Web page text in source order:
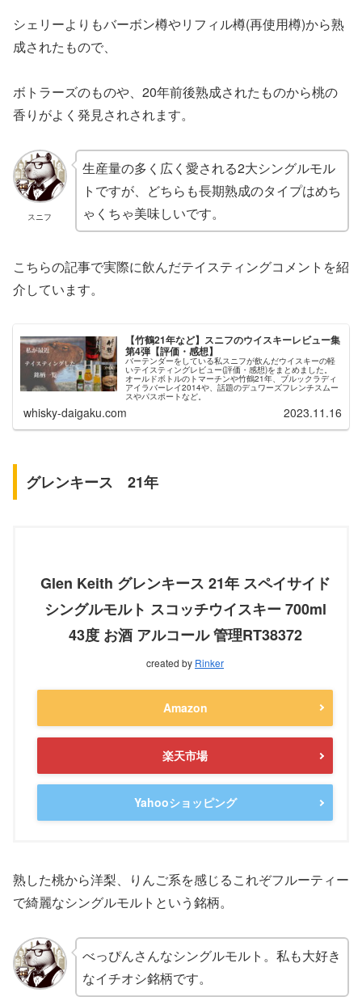
シェリーよりもバーボン樽やリフィル樽(再使用樽)から熟
成されたもので、
ボトラーズのものや、20年前後熟成されたものから桃の
香りがよく発見されされます。
スニフ
生産量の多く広く愛される2大シングルモル
トですが、どちらも長期熟成のタイプはめち
ゃくちゃ美味しいです。
こちらの記事で実際に飲んだテイスティングコメントを紹
介しています。
【竹鶴21年など】スニフのウイスキーレビュー集
第4弾【評価・感想】
バーテンダーをしている私スニフが飲んだウイスキーの軽
いテイスティングレビュー(評価・感想)をまとめました。
オールドボトルのトマーチンや竹鶴21年、ブルックラディ
アイラバーレイ2014や、話題のデュワーズフレンチスムー
スやパスポートなど。
whisky-daigaku.com 2023.11.16
グレンキース 21年
Glen Keith グレンキース 21年 スペイサイド
シングルモルト スコッチウイスキー 700ml
43度 お酒 アルコール 管理RT38372
created by Rinker
Amazon
楽天市場
Yahooショッピング
熟した桃から洋梨、りんご系を感じるこれぞフルーティー
で綺麗なシングルモルトという銘柄。
べっぴんさんなシングルモルト。私も大好き
なイチオシ銘柄です。